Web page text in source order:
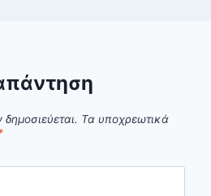
Τα υποχρεωτικά